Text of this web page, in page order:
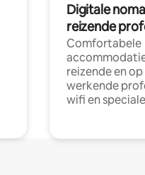
Digitale
reizende
Comfortabele
reizende en
werkende
wifi en